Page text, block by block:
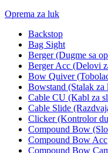
Oprema za luk
Backstop
Bag Sight
Berger (Dugme sa
Berger Acc (Delovi
Bow Quiver
Bowstand (Stalak za
Cable CU (Kabl za
Cable Slide
Clicker (Kontrolor
Compound Bow
Compound Bow Acc
Compound Bow